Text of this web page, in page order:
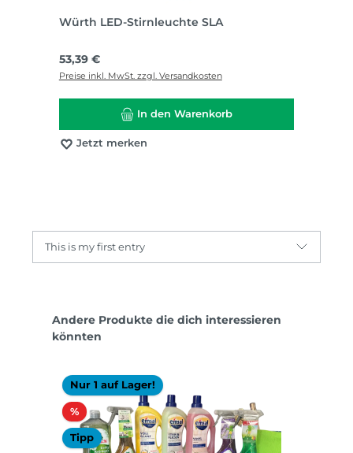
Würth LED-Stirnleuchte SLA
Regulärer Preis:
53,39 €
Preise inkl. MwSt. zzgl. Versandkosten
In den Warenkorb
Jetzt merken
This is my first entry
Produktgalerie überspringen
Andere Produkte die dich interessieren
könnten
Nur 1 auf Lager!
%Rabatt
Tipp